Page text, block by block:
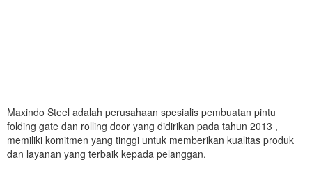
Maxindo Steel adalah perusahaan spesialis pembuatan pintu
folding gate dan rolling door yang didirikan pada tahun 2013 ,
memiliki komitmen yang tinggi untuk memberikan kualitas produk
dan layanan yang terbaik kepada pelanggan.